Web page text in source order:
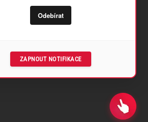
a etický kodex
Odebírat
ZAPNOUT NOTIFIKACE